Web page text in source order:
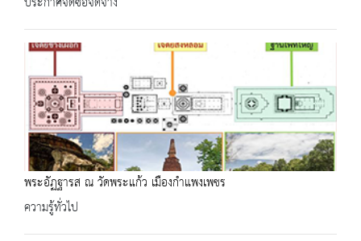
พระอัฏฐารส ณ วัดพระแก้ว เมืองกำแพงเพชร
ความรู้ทั่วไป